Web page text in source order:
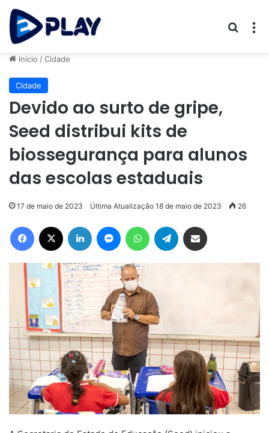
Início /Cidade
Cidade
Devido ao surto de gripe,
Seed distribui kits de
biossegurança para alunos
das escolas estaduais
17 de maio de 2023 Última Atualização 18 de maio de 2023 26
Facebook Linkedin MessengerWhatsAppTelegram